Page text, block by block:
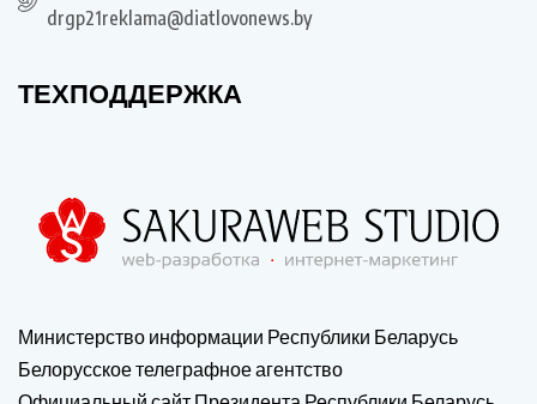
drgp21reklama@diatlovonews.by
ТЕХПОДДЕРЖКА
Министерство информации Республики Беларусь
Белорусское телеграфное агентство